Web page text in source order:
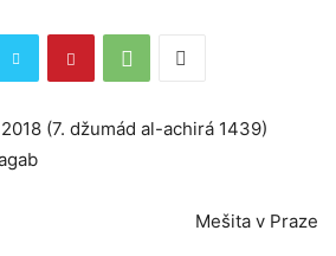
2018 (7. džumád al-achirá 1439)
Mešita v Praze